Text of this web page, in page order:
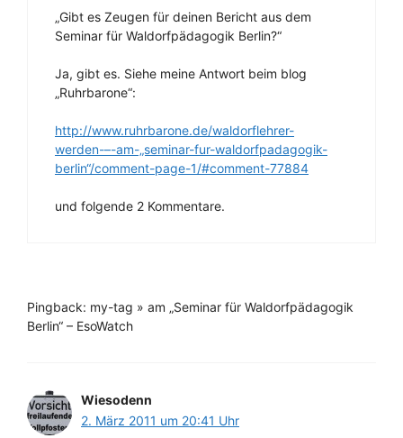
„Gibt es Zeugen für deinen Bericht aus dem
Seminar für Waldorfpädagogik Berlin?“
Ja, gibt es. Siehe meine Antwort beim blog
„Ruhrbarone“:
http://www.ruhrbarone.de/waldorflehrer-
werden-–-am-„seminar-fur-waldorfpadagogik-
berlin“/comment-page-1/#comment-77884
und folgende 2 Kommentare.
Pingback: my-tag » am „Seminar für Waldorfpädagogik
Berlin“ – EsoWatch
Wiesodenn
2. März 2011 um 20:41 Uhr